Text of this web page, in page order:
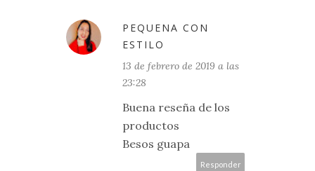
PEQUENA CON
ESTILO
13 de febrero de 2019 a las
23:28
Buena reseña de los
productos
Besos guapa
Responder